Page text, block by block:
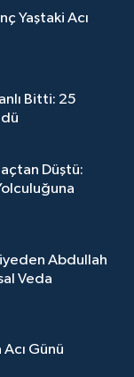
Yaştaki Acı
Bitti: 25
Düştü:
Abdullah
Veda
Günü